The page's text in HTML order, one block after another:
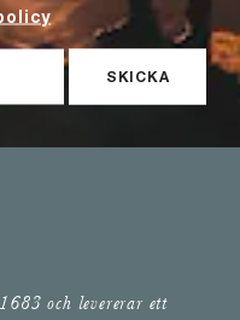
SKICKA
och levererar ett